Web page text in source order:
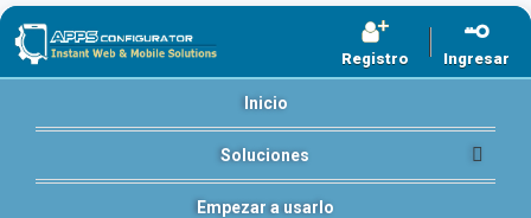
Registro Ingresar
Inicio
Soluciones
Empezar a usarlo